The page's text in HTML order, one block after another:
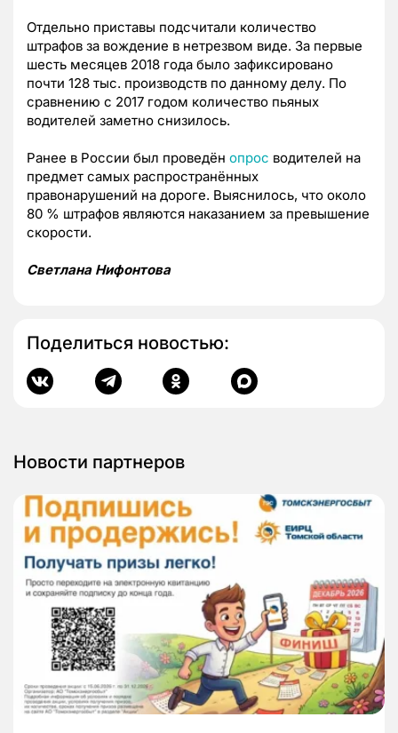
Отдельно приставы подсчитали количество
штрафов за вождение в нетрезвом виде. За первые
шесть месяцев 2018 года было зафиксировано
почти 128 тыс. производств по данному делу. По
сравнению с 2017 годом количество пьяных
водителей заметно снизилось.
Ранее в России был проведён опрос водителей на
предмет самых распространённых
правонарушений на дороге. Выяснилось, что около
80 % штрафов являются наказанием за превышение
скорости.
Светлана Нифонтова
Поделиться новостью:
Новости партнеров